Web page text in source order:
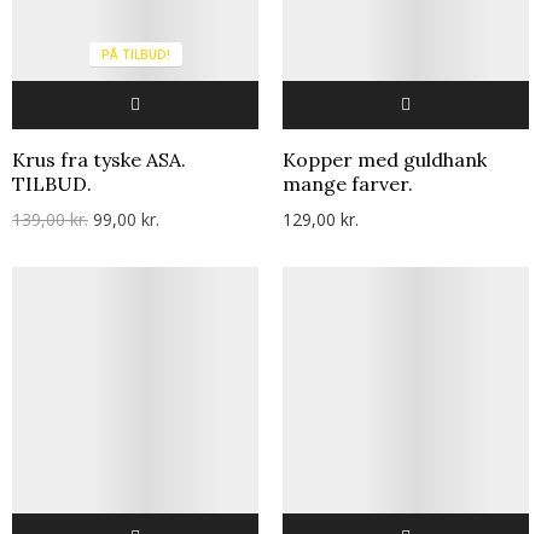
PÅ TILBUD!
Krus fra tyske ASA.
TILBUD.
139,00 kr. 99,00 kr.
Kopper med guldhank
mange farver.
129,00 kr.